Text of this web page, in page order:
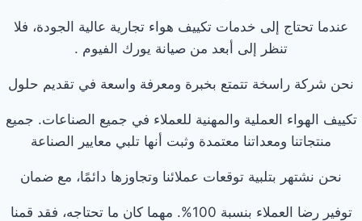
عندما تحتاج إلى خدمات تكييف هواء تجارية عالية الجودة، فلا
تنظر إلى أبعد من صيانة يورك الفيوم .
نحن شركة راسخة تتمتع بخبرة ومعرفة واسعة في تقديم حلول
تكييف الهواء العملية والمهنية للعملاء في جميع الصناعات. جميع
منتجاتنا ومعداتنا معتمدة وثبت أنها تلبي معايير الصناعة
نحن نشتهر بتلبية توقعات عملائنا وتجاوزها دائمًا، مع ضمان
توفير رضا العملاء بنسبة 100%. مهما كان ما تحتاجه، فقد قمنا